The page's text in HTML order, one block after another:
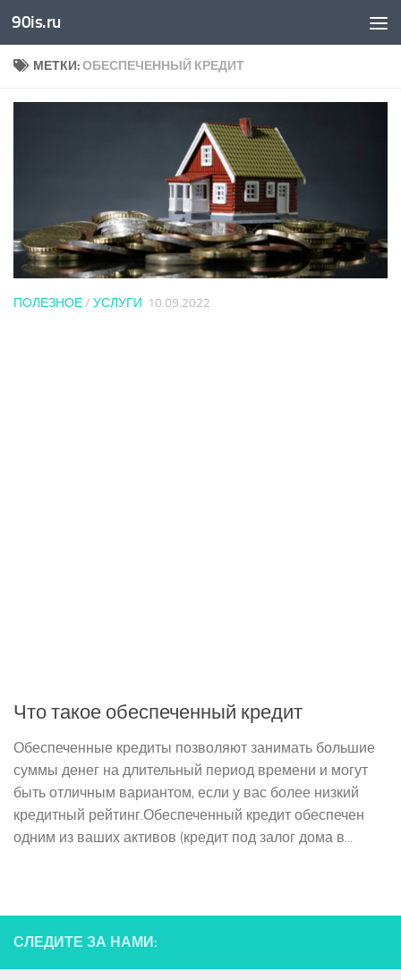
Skip to content
90is.ru
МЕТКИ:ОБЕСПЕЧЕННЫЙ КРЕДИТ
ПОЛЕЗНОЕ/ УСЛУГИ 10.09.2022
Что такое обеспеченный кредит
Обеспеченные кредиты позволяют занимать большие
суммы денег на длительный период времени и могут
быть отличным вариантом, если у вас более низкий
кредитный рейтинг.Обеспеченный кредит обеспечен
одним из ваших активов (кредит под залог дома в...
СЛЕДИТЕ ЗА НАМИ: